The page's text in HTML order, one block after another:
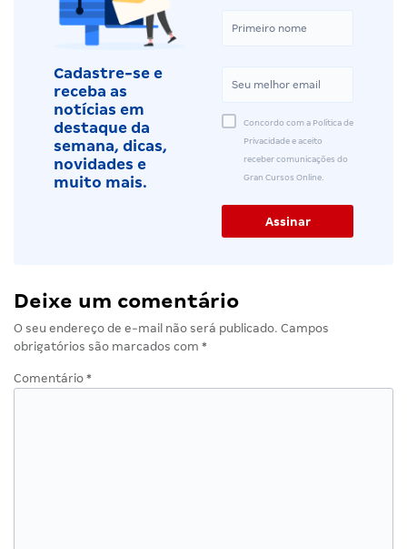
Cadastre-se e
receba as
notícias em
destaque da
semana, dicas,
novidades e
muito mais.
Concordo com a Política de
Privacidade e aceito
receber comunicações do
Gran Cursos Online.
Deixe um comentário
O seu endereço de e-mail não será publicado. Campos
obrigatórios são marcados com *
Comentário *